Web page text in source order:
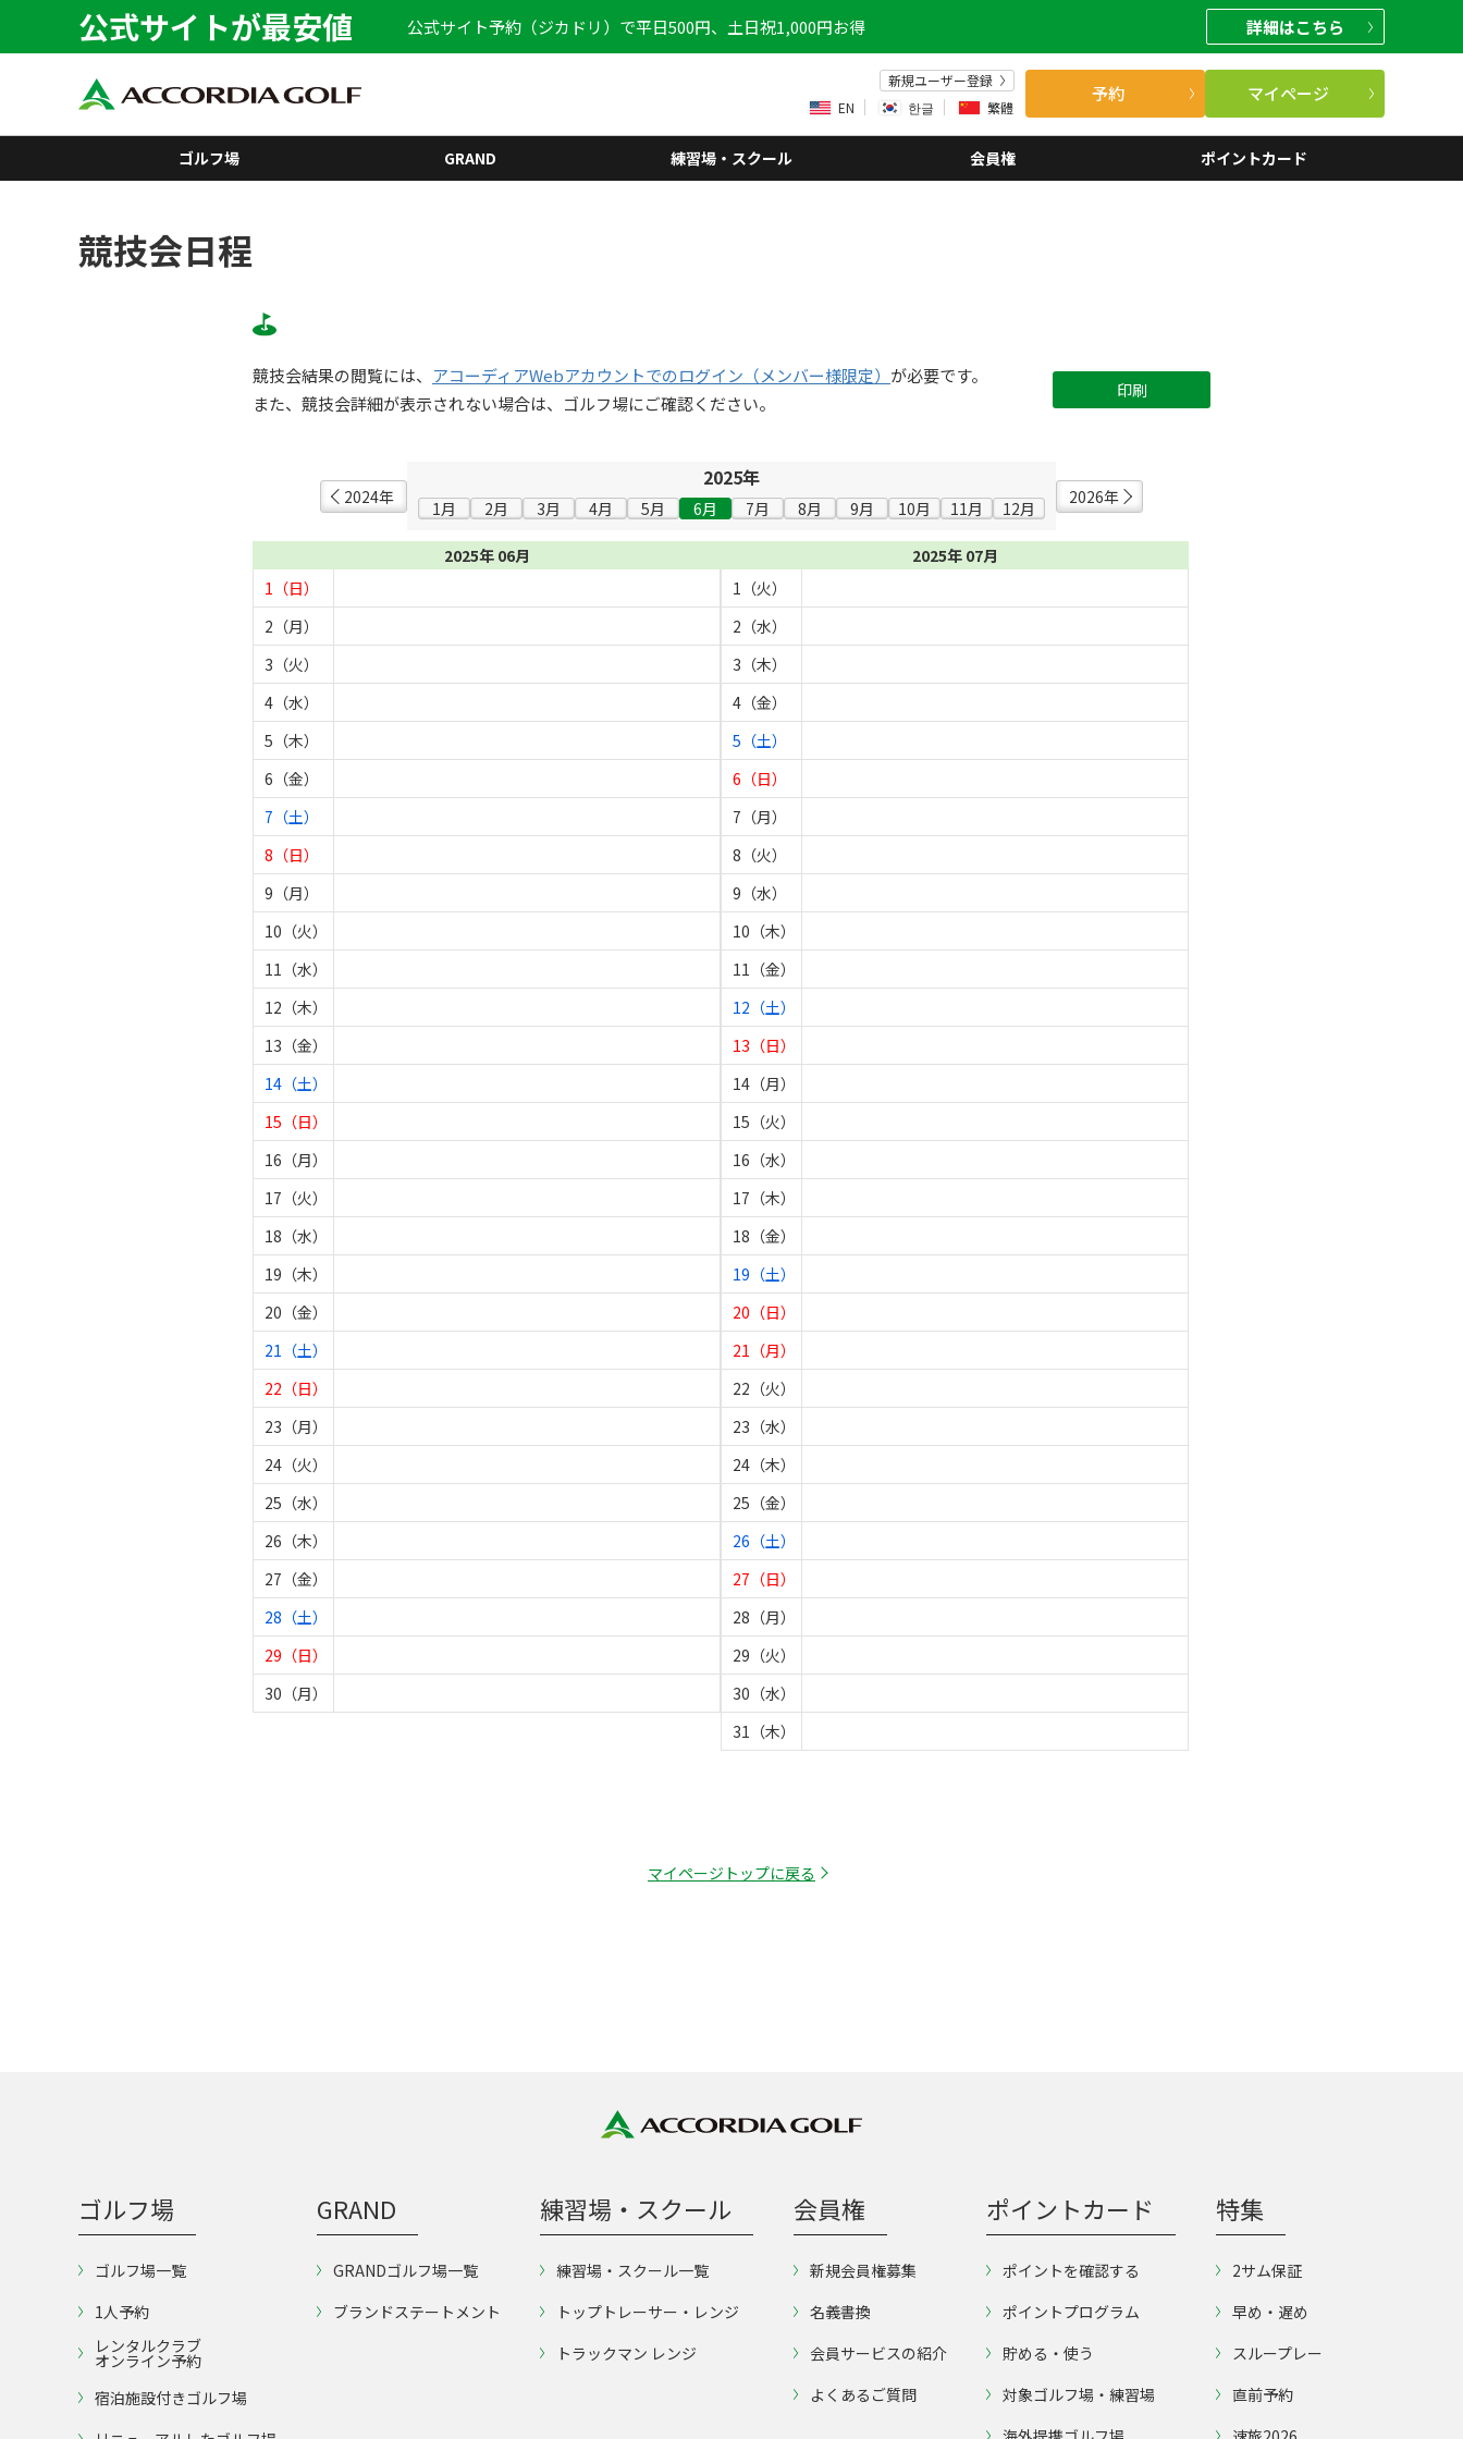
公式サイトが最安値 公式サイト予約（ジカドリ）で平日500円、土日祝1,000円お得 詳細はこちら
新規ユーザー登録
EN
한글 繁體
予約 マイページ
ゴルフ場 GRAND 練習場・スクール 会員権 ポイントカード
競技会日程
競技会結果の閲覧には、 アコーディアWebアカウントでのログイン（メンバー様限定） が必要です。
また、競技会詳細が表示されない場合は、ゴルフ場にご確認ください。
印刷
2024年
2025年
1月 2月 3月 4月 5月 6月 7月 8月 9月 10月 11月 12月
2026年
2025年 06月
1（日）
2（月）
3（火）
4（水）
5（木）
6（金）
7（土）
8（日）
9（月）
10（火）
11（水）
12（木）
13（金）
14（土）
15（日）
16（月）
17（火）
18（水）
19（木）
20（金）
21（土）
22（日）
23（月）
24（火）
25（水）
26（木）
27（金）
28（土）
29（日）
30（月）
2025年 07月
1（火）
2（水）
3（木）
4（金）
5（土）
6（日）
7（月）
8（火）
9（水）
10（木）
11（金）
12（土）
13（日）
14（月）
15（火）
16（水）
17（木）
18（金）
19（土）
20（日）
21（月）
22（火）
23（水）
24（木）
25（金）
26（土）
27（日）
28（月）
29（火）
30（水）
31（木）
マイページトップに戻る
ゴルフ場
ゴルフ場一覧
1人予約
レンタルクラブ
オンライン予約
宿泊施設付きゴルフ場
GRAND
GRANDゴルフ場一覧
ブランドステートメント
練習場・スクール
練習場・スクール一覧
トップトレーサー・レンジ
トラックマン レンジ
会員権
新規会員権募集
名義書換
会員サービスの紹介
よくあるご質問
ポイントカード
ポイントを確認する
ポイントプログラム
貯める・使う
対象ゴルフ場・練習場
特集
2サム保証
早め・遅め
スループレー
直前予約